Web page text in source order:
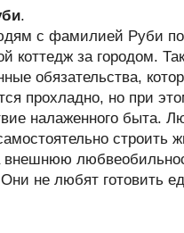
.
с фамилией Руби
коттедж за городом.
обязательства,
прохладно, но при
налаженного быта.
строить
не любят готовить